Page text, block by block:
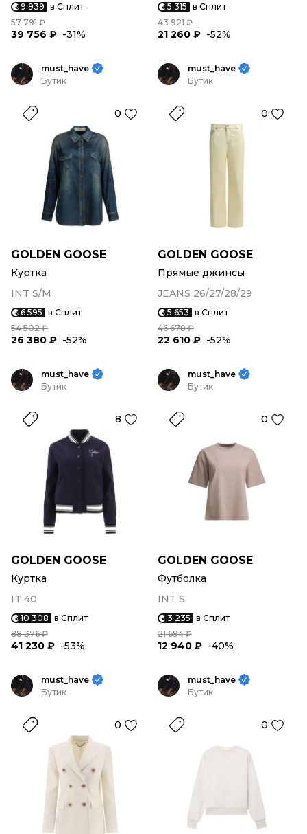
9 939 в Сплит
57 791 ₽
39 756 ₽ -31%
5 315 в Сплит
43 921 ₽
21 260 ₽ -52%
must_have
Бутик
0
GOLDEN GOOSE
Куртка
INT S/M
6 595 в Сплит
54 502 ₽
26 380 ₽ -52%
must_have
Бутик
0
GOLDEN GOOSE
Прямые джинсы
JEANS 26/27/28/29
5 653 в Сплит
46 678 ₽
22 610 ₽ -52%
must_have
Бутик
8
GOLDEN GOOSE
Куртка
IT 40
10 308 в Сплит
88 376 ₽
41 230 ₽ -53%
must_have
Бутик
0
GOLDEN GOOSE
Футболка
INT S
3 235 в Сплит
21 694 ₽
12 940 ₽ -40%
must_have
Бутик
0
must_have
Бутик
0